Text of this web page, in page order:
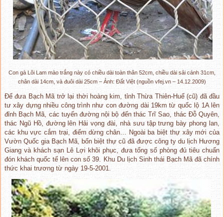
Con gà Lôi Lam mào trắng này có chiều dài toàn thân 52cm, chiều dài sải cánh 31cm,
chân dài 14cm, và đuôi dài 25cm – Ảnh: Đất Việt (nguồn vfej.vn – 14.12.2009)
Để đưa Bạch Mã trở lại thời hoàng kim, tỉnh Thừa Thiên-Huế (cũ) đã đầu
tư xây dựng nhiều công trình như con đường dài 19km từ quốc lộ 1A lên
đỉnh Bạch Mã, các tuyến đường nội bộ đến thác Trĩ Sao, thác Đỗ Quyên,
thác Ngũ Hồ, đường lên Hải vọng đài, nhà sưu tập trưng bày phong lan,
các khu vực cắm trại, điểm dừng chân… Ngoài ba biệt thự xây mới của
Vườn Quốc gia Bạch Mã, bốn biệt thự cũ đã được công ty du lịch Hương
Giang và khách sạn Lê Lợi khôi phục, đưa tổng số phòng đủ tiêu chuẩn
đón khách quốc tế lên con số 39. Khu Du lịch Sinh thái Bạch Mã đã chính
thức khai trương từ ngày 19-5-2001.